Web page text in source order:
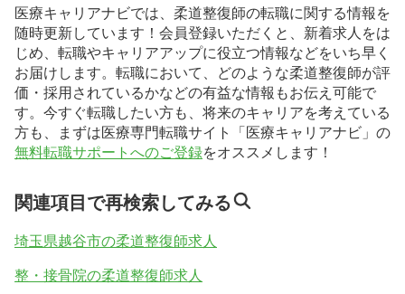
医療キャリアナビでは、柔道整復師の転職に関する情報を
随時更新しています！会員登録いただくと、新着求人をは
じめ、転職やキャリアアップに役立つ情報などをいち早く
お届けします。転職において、どのような柔道整復師が評
価・採用されているかなどの有益な情報もお伝え可能で
す。今すぐ転職したい方も、将来のキャリアを考えている
方も、まずは医療専門転職サイト「医療キャリアナビ」の
無料転職サポートへのご登録をオススメします！
関連項目で再検索してみる
埼玉県越谷市の柔道整復師求人
整・接骨院の柔道整復師求人